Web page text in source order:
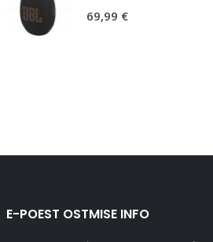
69,99 €
E-POEST OSTMISE INFO